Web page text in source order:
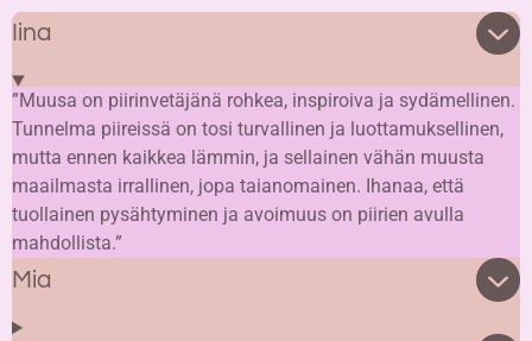
Iina
”Muusa on piirinvetäjänä rohkea, inspiroiva ja sydämellinen.
Tunnelma piireissä on tosi turvallinen ja luottamuksellinen,
mutta ennen kaikkea lämmin, ja sellainen vähän muusta
maailmasta irrallinen, jopa taianomainen. Ihanaa, että
tuollainen pysähtyminen ja avoimuus on piirien avulla
mahdollista.”
Mia